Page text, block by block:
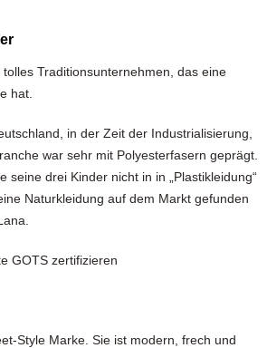
Traditionsunternehmen, das eine
hat.
in der Zeit der Industrialisierung,
war sehr mit Polyesterfasern geprägt.
seine drei Kinder nicht in in „Plastikleidung“
Naturkleidung auf dem Markt gefunden
GOTS zertifizieren
Style Marke. Sie ist modern, frech und